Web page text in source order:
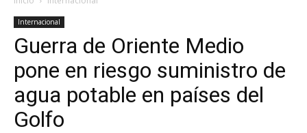
Internacional
Guerra de Oriente Medio
pone en riesgo suministro de
agua potable en países del
Golfo